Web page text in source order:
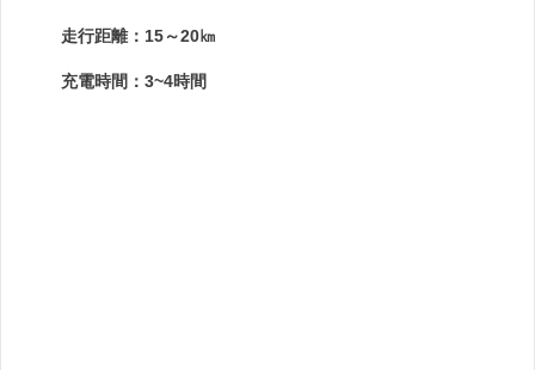
走行距離：15～20㎞
充電時間：3~4時間